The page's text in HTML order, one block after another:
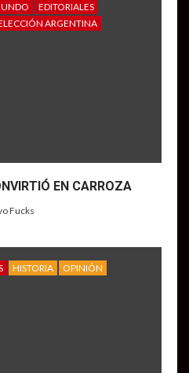
EDITORIALES
ARGENTINA
EN CARROZA
Fucks
HISTORIA
OPINIÓN